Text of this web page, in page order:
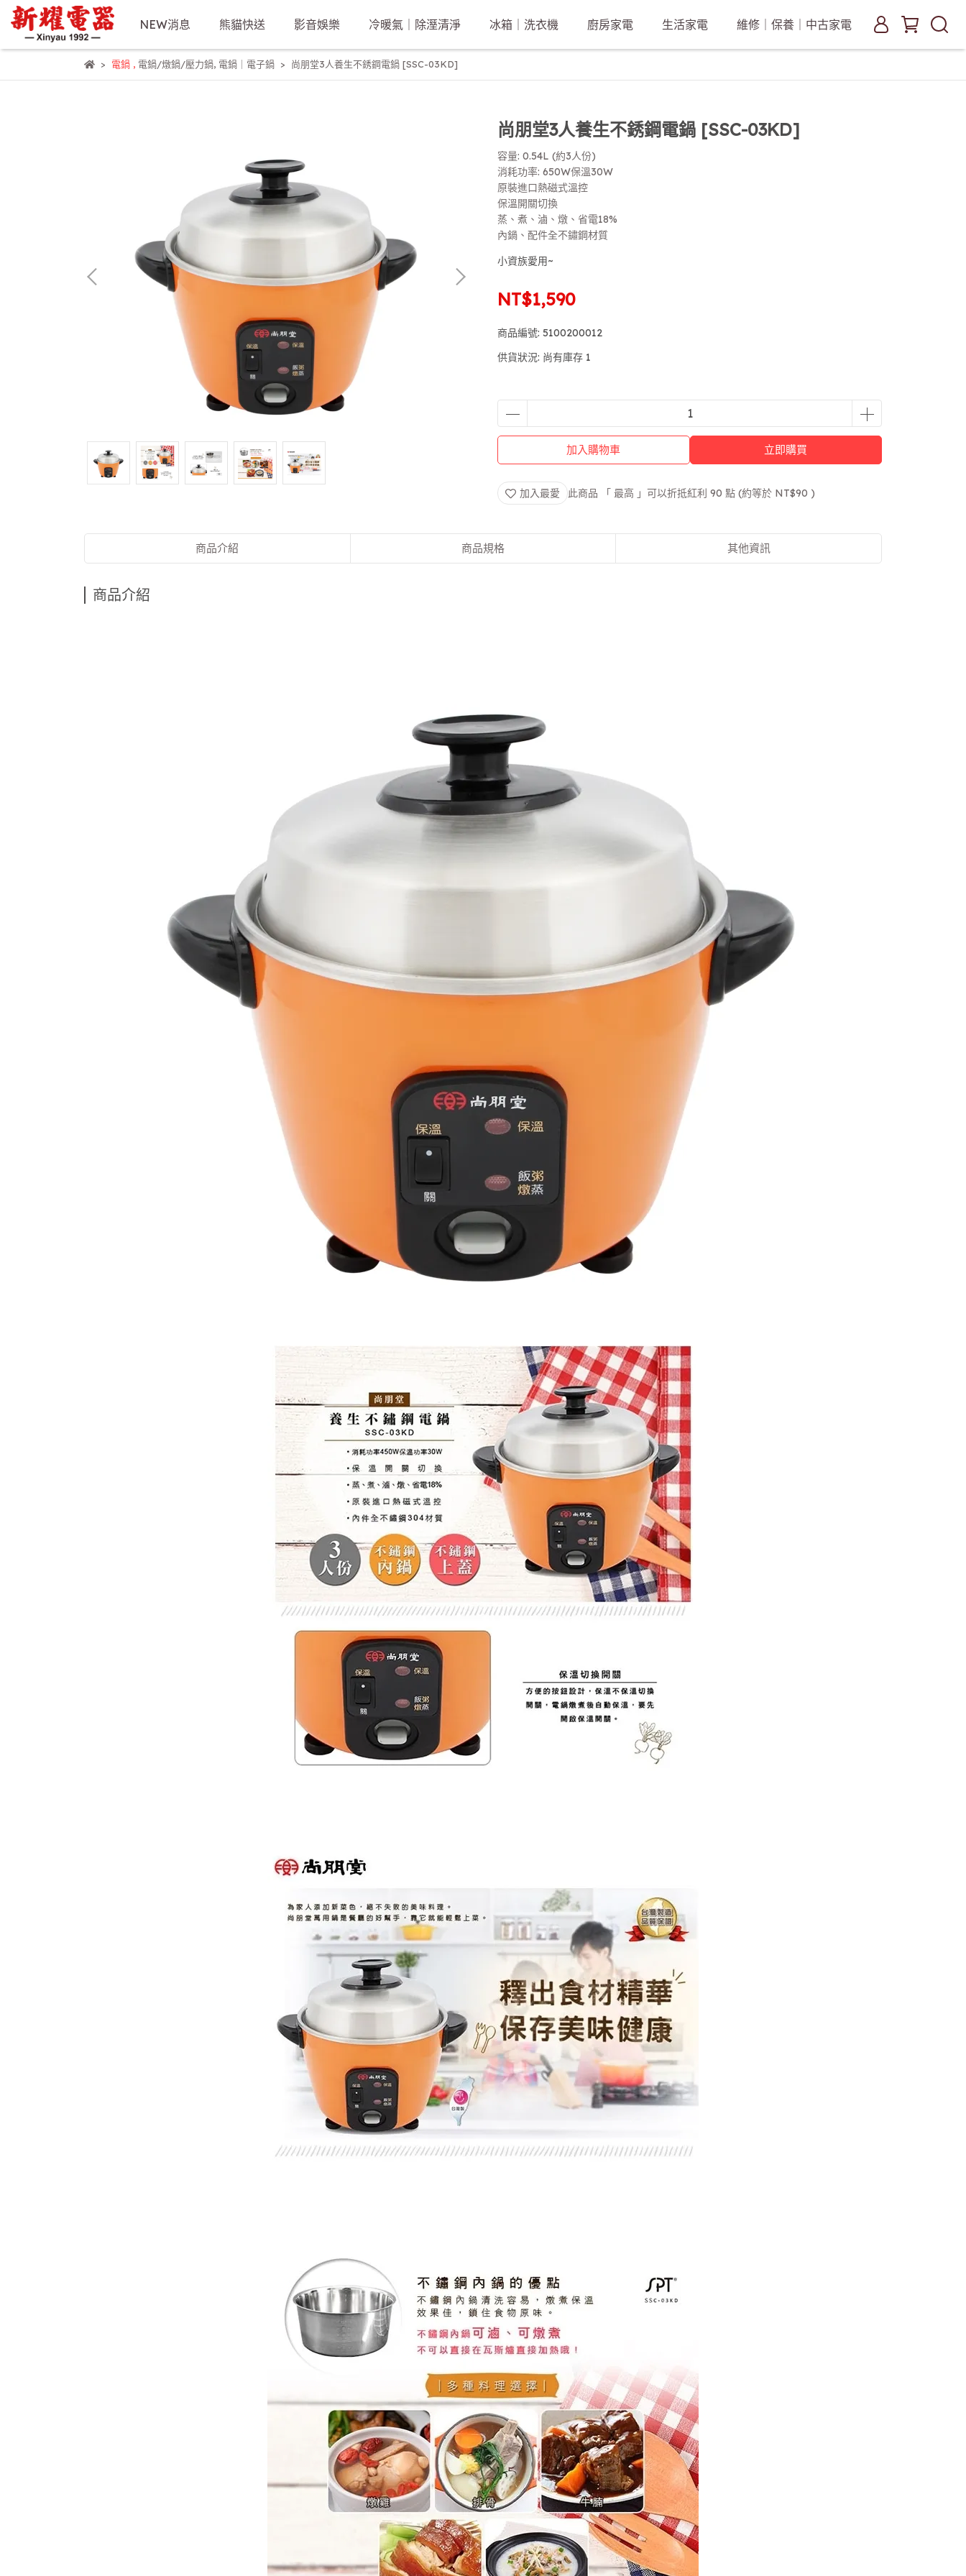
NEW消息 熊貓快送 影音娛樂 冷暖氣｜除溼清淨 冰箱｜洗衣機 廚房家電 生活家電 維修｜保養｜中古家電
電鍋, 電鍋/燉鍋/壓力鍋, 電鍋｜電子鍋 尚朋堂3人養生不銹鋼電鍋 [SSC-03KD]
尚朋堂3人養生不銹鋼電鍋 [SSC-03KD]
容量: 0.54L (約3人份)
消耗功率: 650W保溫30W
原裝進口熱磁式溫控
保溫開關切換
蒸、煮、滷、燉、省電18%
內鍋、配件全不鏽鋼材質
小資族愛用~
NT$1,590
商品編號: 5100200012
供貨狀況: 尚有庫存 1
加入購物車 立即購買
加入最愛 此商品 「 最高 」可以折抵紅利 90 點 (約等於 NT$90 )
商品介紹 商品規格 其他資訊
商品介紹